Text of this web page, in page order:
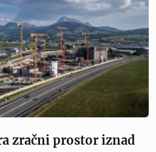
zračni prostor iznad